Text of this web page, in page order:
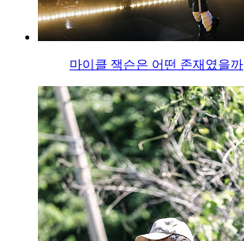
마이클 잭슨은 어떤 존재였을까